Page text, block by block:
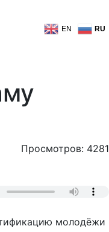
EN RU
Просмотров: 4281
молодёжи